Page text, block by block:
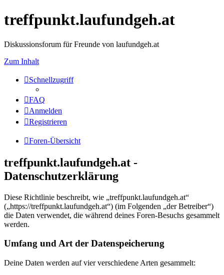
treffpunkt.laufundgeh.at
Diskussionsforum für Freunde von laufundgeh.at
Zum Inhalt
Schnellzugriff
FAQ
Anmelden
Registrieren
Foren-Übersicht
treffpunkt.laufundgeh.at -
Datenschutzerklärung
Diese Richtlinie beschreibt, wie „treffpunkt.laufundgeh.at“
(„https://treffpunkt.laufundgeh.at“) (im Folgenden „der Betreiber“)
die Daten verwendet, die während deines Foren-Besuchs gesammelt
werden.
Umfang und Art der Datenspeicherung
Deine Daten werden auf vier verschiedene Arten gesammelt: